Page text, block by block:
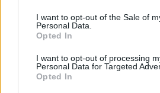
I want to opt-out of the Sale of
Personal Data.
Opted In
I want to opt-out of processing
Personal Data for Targeted
Opted In